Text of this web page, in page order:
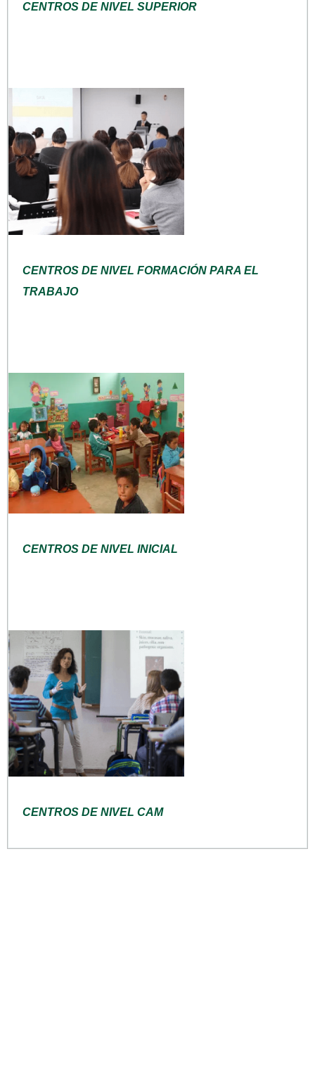
CENTROS DE NIVEL SUPERIOR
CENTROS DE NIVEL FORMACIÓN PARA EL
TRABAJO
CENTROS DE NIVEL INICIAL
CENTROS DE NIVEL CAM